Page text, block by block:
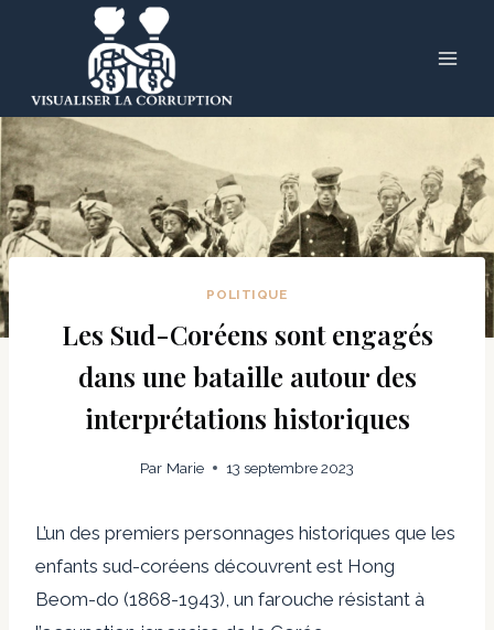
POLITIQUE
Les Sud-Coréens sont engagés
dans une bataille autour des
interprétations historiques
Par Marie 13 septembre 2023
L’un des premiers personnages historiques que les
enfants sud-coréens découvrent est Hong
Beom-do (1868-1943), un farouche résistant à